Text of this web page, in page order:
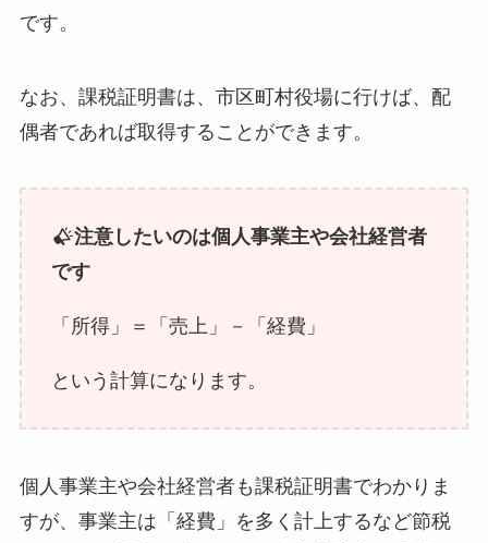
です。
なお、課税証明書は、市区町村役場に行けば、配
偶者であれば取得することができます。
注意したいのは個人事業主や会社経営者
です
「所得」＝「売上」－「経費」
という計算になります。
個人事業主や会社経営者も課税証明書でわかりま
すが、事業主は「経費」を多く計上するなど節税